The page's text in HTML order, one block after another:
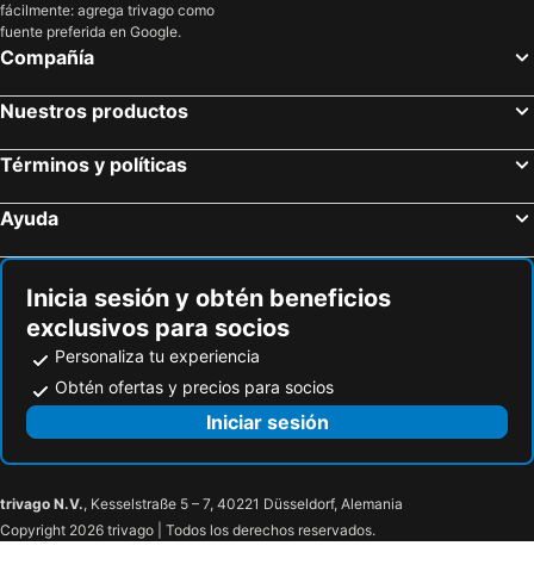
fácilmente: agrega trivago como
fuente preferida en Google.
Compañía
Nuestros productos
Términos y políticas
Ayuda
Inicia sesión y obtén beneficios
exclusivos para socios
Personaliza tu experiencia
Obtén ofertas y precios para socios
Iniciar sesión
trivago N.V., Kesselstraße 5 – 7, 40221 Düsseldorf, Alemania
Copyright 2026 trivago | Todos los derechos reservados.